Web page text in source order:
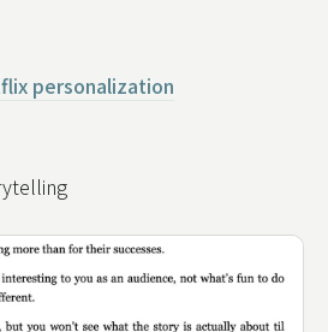
personalization